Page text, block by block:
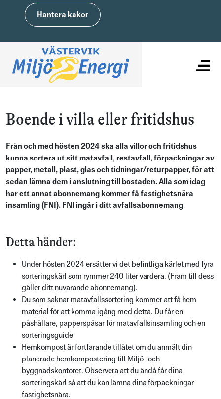
Hantera kakor
Boende i villa eller fritidshus
Från och med hösten 2024 ska alla villor och fritidshus
kunna sortera ut sitt matavfall, restavfall, förpackningar av
papper, metall, plast, glas och tidningar/returpapper, för att
sedan lämna dem i anslutning till bostaden. Alla som idag
har ett annat abonnemang kommer få fastighetsnära
insamling (FNI). FNI ingår i ditt avfallsabonnemang.
Detta händer:
Under hösten 2024 ersätter vi det befintliga kärlet med fyra
sorteringskärl som rymmer 240 liter vardera. (Fram till dess
gäller ditt nuvarande abonnemang).
Du som saknar matavfallssortering kommer att få hem
material för att komma igång med detta. Du får en
påshållare, papperspåsar för matavfallsinsamling och en
sorteringsguide.
Hemkompost är fortfarande tillåtet om du anmält din
planerade hemkompostering till Miljö- och
byggnadskontoret. Observera att du ändå får dina
sorteringskärl så att du kan lämna dina förpackningar
fastighetsnära.